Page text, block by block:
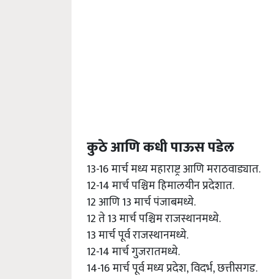
कुठे आणि कधी पाऊस पडेल
13-16 मार्च मध्य महाराष्ट्र आणि मराठवाड्यात.
12-14 मार्च पश्चिम हिमालयीन प्रदेशात.
12 आणि 13 मार्च पंजाबमध्ये.
12 ते 13 मार्च पश्चिम राजस्थानमध्ये.
13 मार्च पूर्व राजस्थानमध्ये.
12-14 मार्च गुजरातमध्ये.
14-16 मार्च पूर्व मध्य प्रदेश, विदर्भ, छत्तीसगड.